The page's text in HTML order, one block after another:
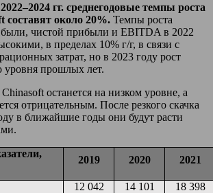
гг. среднегодовые темпы роста
составят около 20%. Темпы роста
чистой прибыли и EBITDA в 2022
в пределах 10% г/г, в связи с
затрат, но в 2023 году рост
уровня прошлых лет.
останется на низком уровне, а
отрицательным. После резкого скачка
в ближайшие годы они будут расти
2019 2020 2021
12 042 14 101
18 398